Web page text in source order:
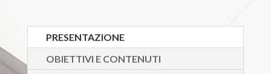
PRESENTAZIONE
OBIETTIVI E CONTENUTI